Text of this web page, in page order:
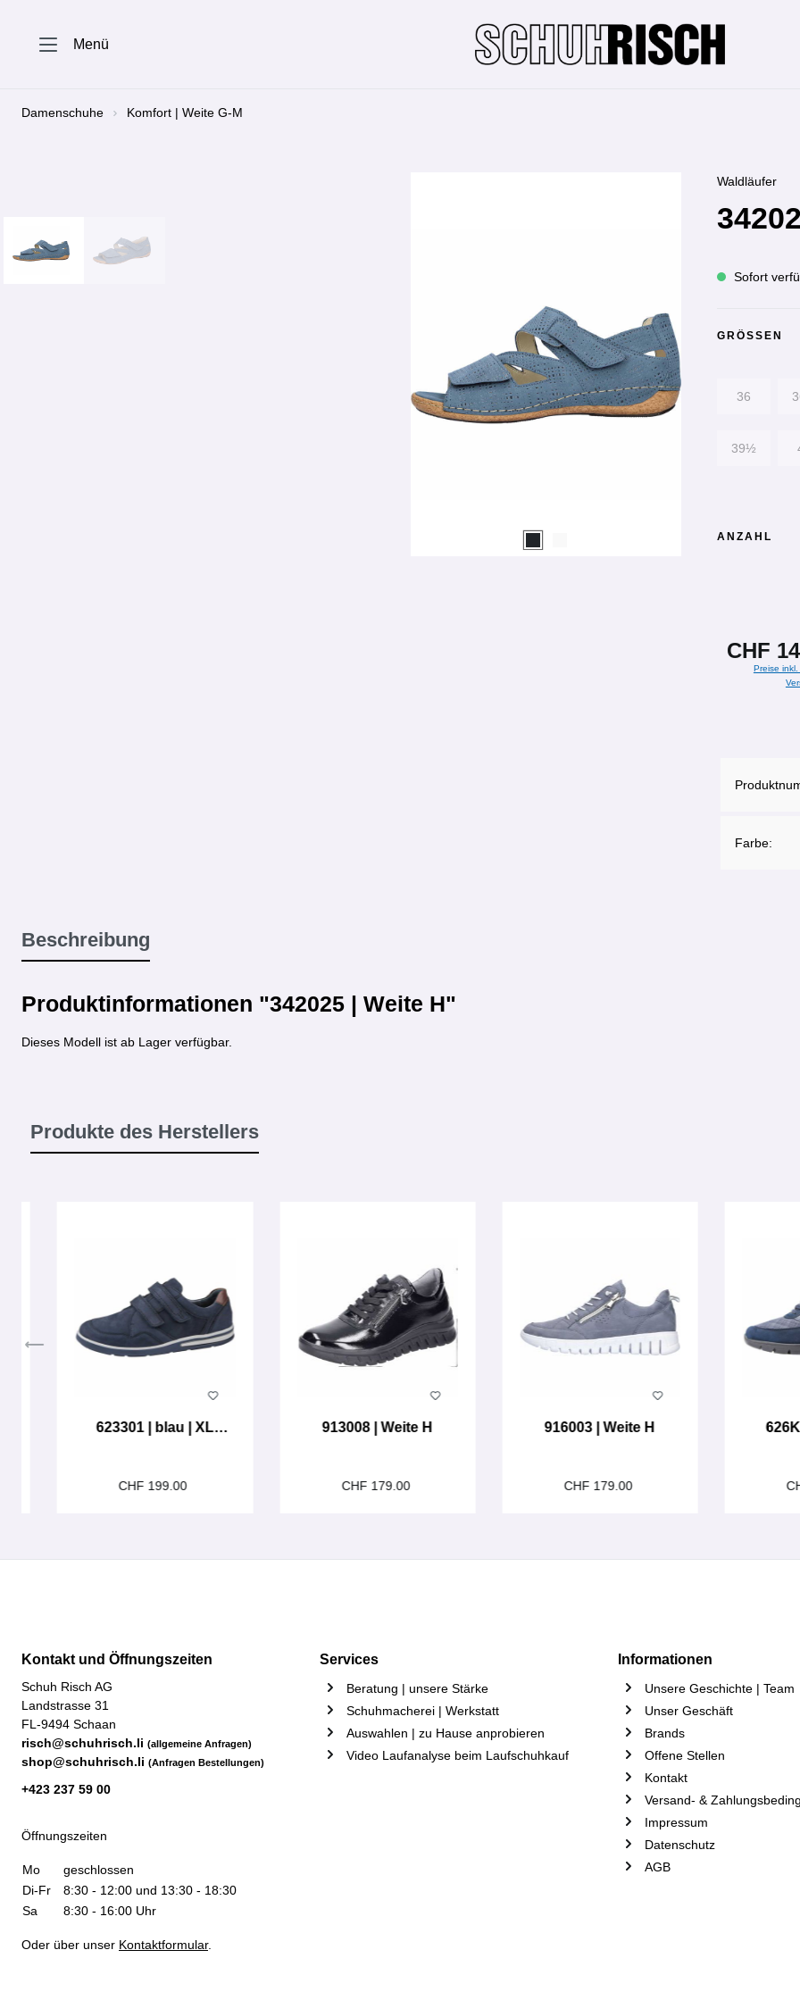
Menü
Damenschuhe Komfort | Weite G-M
Waldläufer
Sofort
GRÖSSEN
36
39½
ANZAHL
CHF
Preise
Farbe:
Beschreibung
Produktinformationen "342025 | Weite H"
Dieses Modell ist ab Lager verfügbar.
Produkte des Herstellers
623301 | blau | XL
CHF 199.00
913008 | Weite H
CHF 179.00
916003 | Weite H
CHF 179.00
Kontakt und Öffnungszeiten
Schuh Risch AG
Landstrasse 31
FL-9494 Schaan
risch@schuhrisch.li (allgemeine Anfragen)
shop@schuhrisch.li (Anfragen Bestellungen)
+423 237 59 00
Öffnungszeiten
Mo
geschlossen
Di-Fr
8:30 - 12:00 und 13:30 - 18:30
Sa
8:30 - 16:00 Uhr
Oder über unser Kontaktformular.
Services
Beratung | unsere Stärke
Schuhmacherei | Werkstatt
Auswahlen | zu Hause anprobieren
Video Laufanalyse beim Laufschuhkauf
Informationen
Unsere Geschichte | Team
Unser Geschäft
Brands
Offene Stellen
Kontakt
Versand- &
Impressum
Datenschutz
AGB